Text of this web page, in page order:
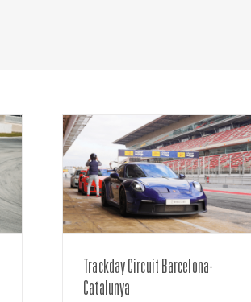
Trackday Circuit Barcelona-
Catalunya